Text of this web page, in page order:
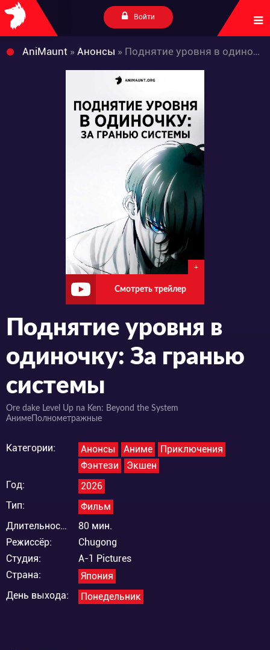
Войти
AniMaunt » Анонсы » Поднятие уровня в одиночку: За гранью системы
+
Смотреть трейлер
Поднятие уровня в
одиночку: За гранью
системы
Ore dake Level Up na Ken: Beyond the System
АнимеПолнометражные
Категории: Анонсы Аниме
Приключения
Фэнтези
Экшен
Год:
2026
Тип:
Фильм
Длительность:
80 мин.
Режиссёр:
Chugong
Студия:
A-1 Pictures
Страна:
Япония
День выхода:
Понедельник